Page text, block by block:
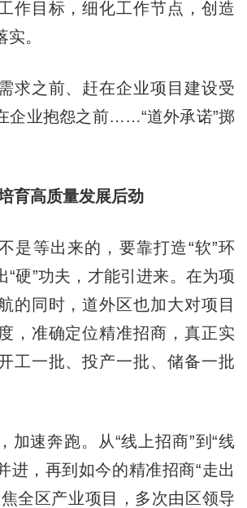
作目标，细化工作节点，创造
。
之前、赶在企业项目建设受
企业抱怨之前……“道外承诺”掷
育高质量发展后劲
等出来的，要靠打造“软”环
“硬”功夫，才能引进来。在为项
的同时，道外区也加大对项目
，准确定位精准招商，真正实
工一批、投产一批、储备一批
速奔跑。从“线上招商”到“线
进，再到如今的精准招商“走出
全区产业项目，多次由区领导